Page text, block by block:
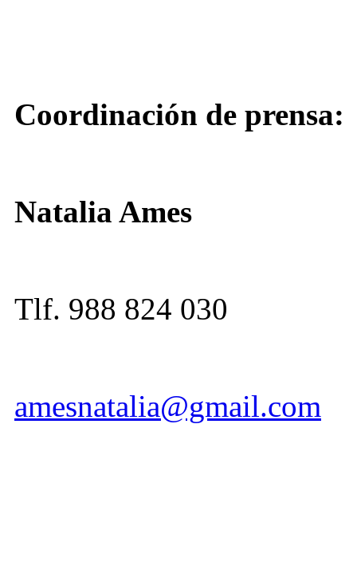
Coordinación de prensa:
Natalia Ames
Tlf. 988 824 030
amesnatalia@gmail.com